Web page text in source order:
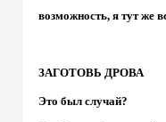
возможность, я тут же
ЗАГОТОВЬ ДРОВА
Это был случай?